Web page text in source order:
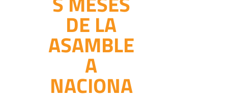
DE LA
ASAMBLE
A
NACIONA